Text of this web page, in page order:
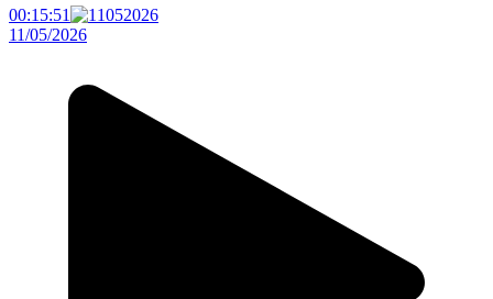
00:15:51
11/05/2026